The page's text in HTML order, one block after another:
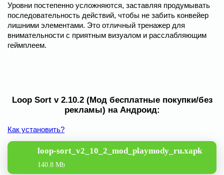
Уровни постепенно усложняются, заставляя продумывать
последовательность действий, чтобы не забить конвейер
лишними элементами. Это отличный тренажер для
внимательности с приятным визуалом и расслабляющим
геймплеем.
Loop Sort v 2.10.2 (Мод бесплатные покупки/без
рекламы) на Андроид:
Как установить?
loop-sort_v2_10_2_mod_playmody_ru.xapk
140.8 Mb